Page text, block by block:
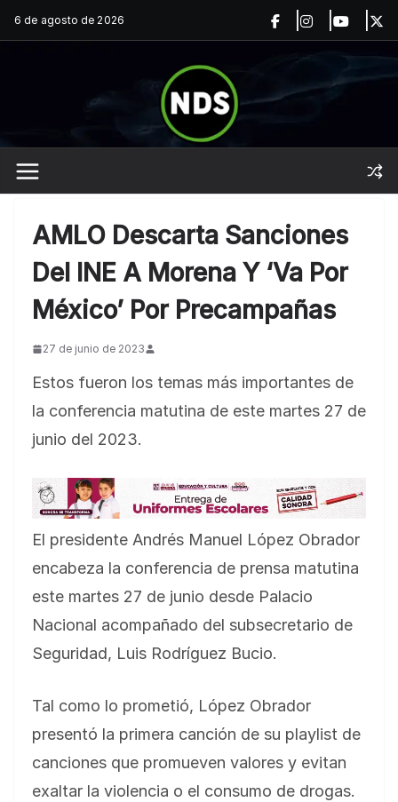
Saltar
al
6 de agosto de 2026
AMLO Descarta Sanciones
Del INE A Morena Y ‘Va Por
México’ Por Precampañas
27 de junio de 2023
Estos fueron los temas más importantes de
la conferencia matutina de este martes 27 de
junio del 2023.
El presidente Andrés Manuel López Obrador
encabeza la conferencia de prensa matutina
este martes 27 de junio desde Palacio
Nacional acompañado del subsecretario de
Seguridad, Luis Rodríguez Bucio.
Tal como lo prometió, López Obrador
presentó la primera canción de su playlist de
canciones que promueven valores y evitan
exaltar la violencia o el consumo de drogas.